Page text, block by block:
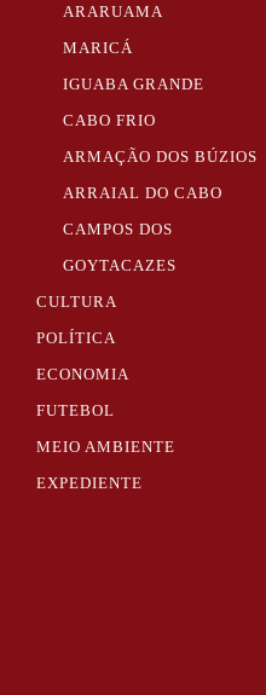
ARARUAMA
MARICÁ
IGUABA GRANDE
CABO FRIO
ARMAÇÃO DOS BÚZIOS
ARRAIAL DO CABO
CAMPOS DOS
GOYTACAZES
CULTURA
POLÍTICA
ECONOMIA
FUTEBOL
MEIO AMBIENTE
EXPEDIENTE